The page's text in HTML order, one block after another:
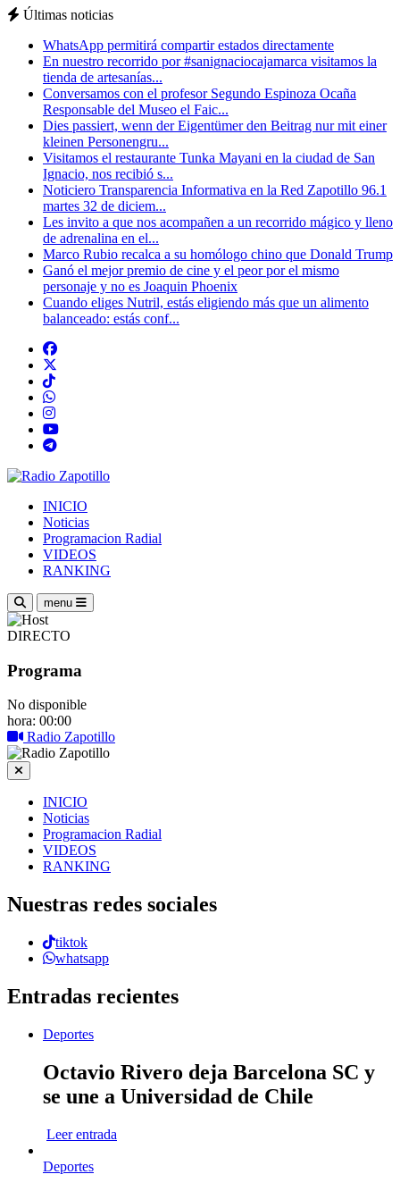
Últimas noticias
WhatsApp permitirá compartir estados directamente
En nuestro recorrido por #sanignaciocajamarca visitamos la
tienda de artesanías...
Conversamos con el profesor Segundo Espinoza Ocaña
Responsable del Museo el Faic...
Dies passiert, wenn der Eigentümer den Beitrag nur mit einer
kleinen Personengru...
Visitamos el restaurante Tunka Mayani en la ciudad de San
Ignacio, nos recibió s...
Noticiero Transparencia Informativa en la Red Zapotillo 96.1
martes 32 de diciem...
Les invito a que nos acompañen a un recorrido mágico y lleno
de adrenalina en el...
Marco Rubio recalca a su homólogo chino que Donald Trump
Ganó el mejor premio de cine y el peor por el mismo
personaje y no es Joaquin Phoenix
Cuando eliges Nutril, estás eligiendo más que un alimento
balanceado: estás conf...
INICIO
Noticias
Programacion Radial
VIDEOS
RANKING
menu
DIRECTO
Programa
No disponible
hora: 00:00
Radio Zapotillo
INICIO
Noticias
Programacion Radial
VIDEOS
RANKING
Nuestras redes sociales
tiktok
whatsapp
Entradas recientes
Deportes
Octavio Rivero deja Barcelona SC y
se une a Universidad de Chile
Leer entrada
Deportes